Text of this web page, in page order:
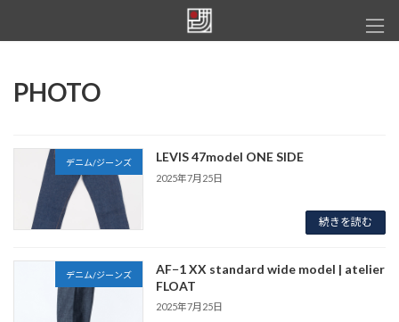
テ
ゲ
PHOTO
デニム/ジーンズ LEVIS 47model ONE SIDE
2025年7月25日
続きを読む
デニム/ジーンズ
AF−1 XX standard wide model | atelier
FLOAT
2025年7月25日